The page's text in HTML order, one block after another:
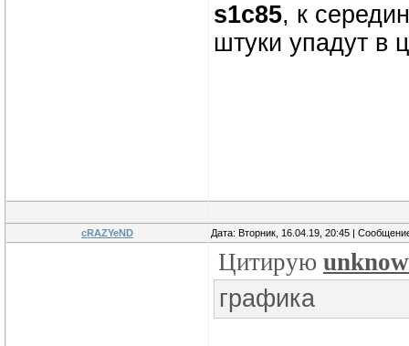
s1c85, к
штуки упадут в
cRAZYeND Дата: Вторник, 16.04.19, 20:45 |
Цитирую
графика